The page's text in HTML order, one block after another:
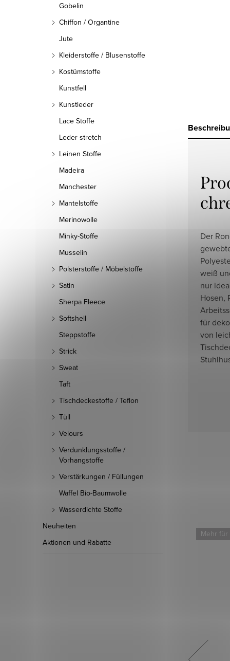
Gobelin
Chiffon / Organtine
Jute
Kleiderstoffe / Blusenstoffe
Kostümstoffe
Kunstfell
Kunstleder
Lace Stoffe
Leder stretch
Leinen Stoffe
Madeira
Manchester
Mantelstoffe
Merinowolle
Minky-Stoffe
Musselin
Polsterstoffe / Möbelstoffe
Satin
Sherpa Fleece
Softshell
Steppstoffe
Strick
Sweat
Taft
Tischdeckestoffe / Teflon
Tüll
Velours
Verdunklungsstoffe /
Vorhangstoffe
Verstärkungen / Füllungen
Waffel Bio-Baumwolle
Wasserdichte Stoffe
Neuheiten
Aktionen und Rabatte
Der
weiß
nur
Hosen,
für
von
Mehr für weniger
Mehr